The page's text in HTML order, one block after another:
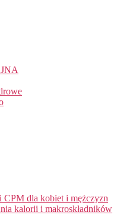
dla kobiet i mężczyzn
kalorii i makroskładników